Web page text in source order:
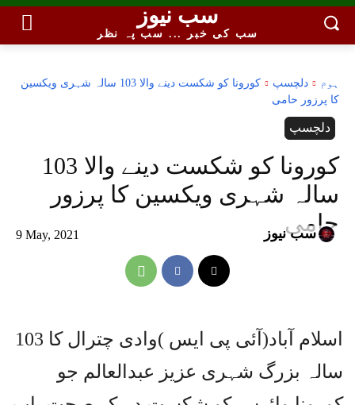
سب نیوز
سب کی خبر ... سب پہ نظر
ہوم دلچسپ
کورونا کو شکست دینے والا 103 سالہ شہری ویکسین
کا پرزور حامی
دلچسپ
کورونا کو شکست دینے والا 103
سالہ شہری ویکسین کا پرزور
حامی
9 May, 2021 سب نیوز
اسلام آباد(آئی پی ایس )وادی چترال کا 103
سالہ بزرگ شہری عزیز عبدالعالم جو